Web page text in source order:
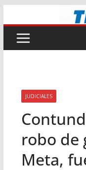
al
contenido
JUDICIALES
robo de
Meta,